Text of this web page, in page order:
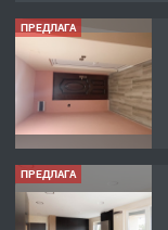
ПРЕДЛАГА
ПРЕДЛАГА